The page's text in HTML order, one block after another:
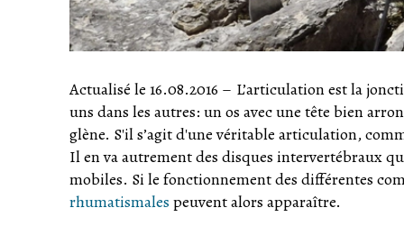
Actualisé le 16.08.2016 – L’articulation est la
uns dans les autres: un os avec une tête bien
glène. S'il s’agit d'une véritable articulation,
Il en va autrement des disques intervertébraux
mobiles. Si le fonctionnement des différentes
rhumatismales peuvent alors apparaître.